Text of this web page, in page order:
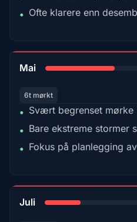
• Ofte klarere enn
Mai
6t mørkt
• Svært begrenset mørke
• Bare ekstreme stormer
• Fokus på planlegging
Juli